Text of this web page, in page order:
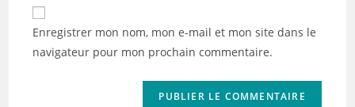
comment
de
votre
(facultatif)
Enregistrer mon nom, mon e-mail et mon site dans le
navigateur pour mon prochain commentaire.